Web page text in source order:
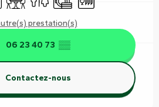
prestation(s)
06 23 40 73 ▒▒
Contactez-nous